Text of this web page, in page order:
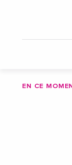
EN CE